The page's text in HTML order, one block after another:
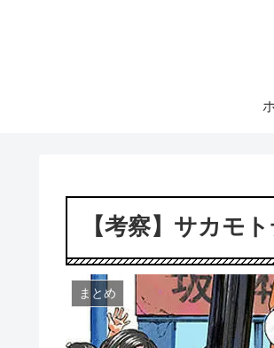
【考察】サカモ
まとめ